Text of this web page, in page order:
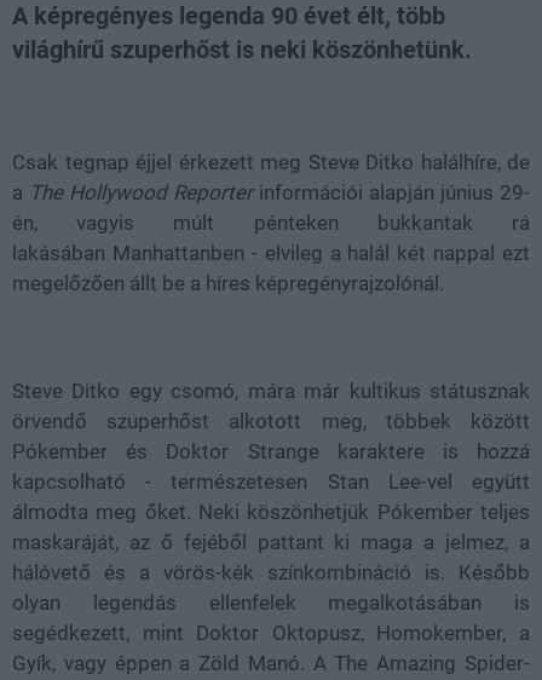
A képregényes legenda 90 évet élt, több
világhírű szuperhőst is neki köszönhetünk.
Csak tegnap éjjel érkezett meg Steve Ditko halálhíre, de
a The Hollywood Reporterinformációi alapján június 29-
én, vagyis múlt pénteken bukkantak rá
lakásában Manhattanben - elvileg a halál két nappal ezt
megelőzően állt be a híres képregényrajzolónál.
Steve Ditko egy csomó, mára már kultikus státusznak
örvendő szuperhőst alkotott meg, többek között
Pókember és Doktor Strange karaktere is hozzá
kapcsolható - természetesen Stan Lee-vel együtt
álmodta meg őket. Neki köszönhetjük Pókember teljes
maskaráját, az ő fejéből pattant ki maga a jelmez, a
hálóvető és a vörös-kék színkombináció is. Később
olyan legendás ellenfelek megalkotásában is
segédkezett, mint Doktor Oktopusz, Homokember, a
Gyík, vagy éppen a Zöld Manó. A The Amazing Spider-